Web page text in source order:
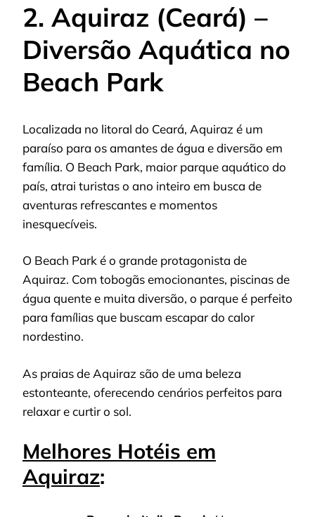
2. Aquiraz (Ceará) –
Diversão Aquática no
Beach Park
Localizada no litoral do Ceará, Aquiraz é um
paraíso para os amantes de água e diversão em
família. O Beach Park, maior parque aquático do
país, atrai turistas o ano inteiro em busca de
aventuras refrescantes e momentos
inesquecíveis.
O Beach Park é o grande protagonista de
Aquiraz. Com tobogãs emocionantes, piscinas de
água quente e muita diversão, o parque é perfeito
para famílias que buscam escapar do calor
nordestino.
As praias de Aquiraz são de uma beleza
estonteante, oferecendo cenários perfeitos para
relaxar e curtir o sol.
Melhores Hotéis em
Aquiraz: